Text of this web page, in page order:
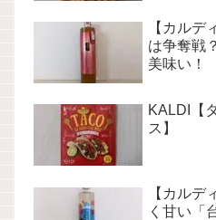
【カルデ
は争奪戦
美味い！
KALDI【
ス】
【カルデ
く甘い「